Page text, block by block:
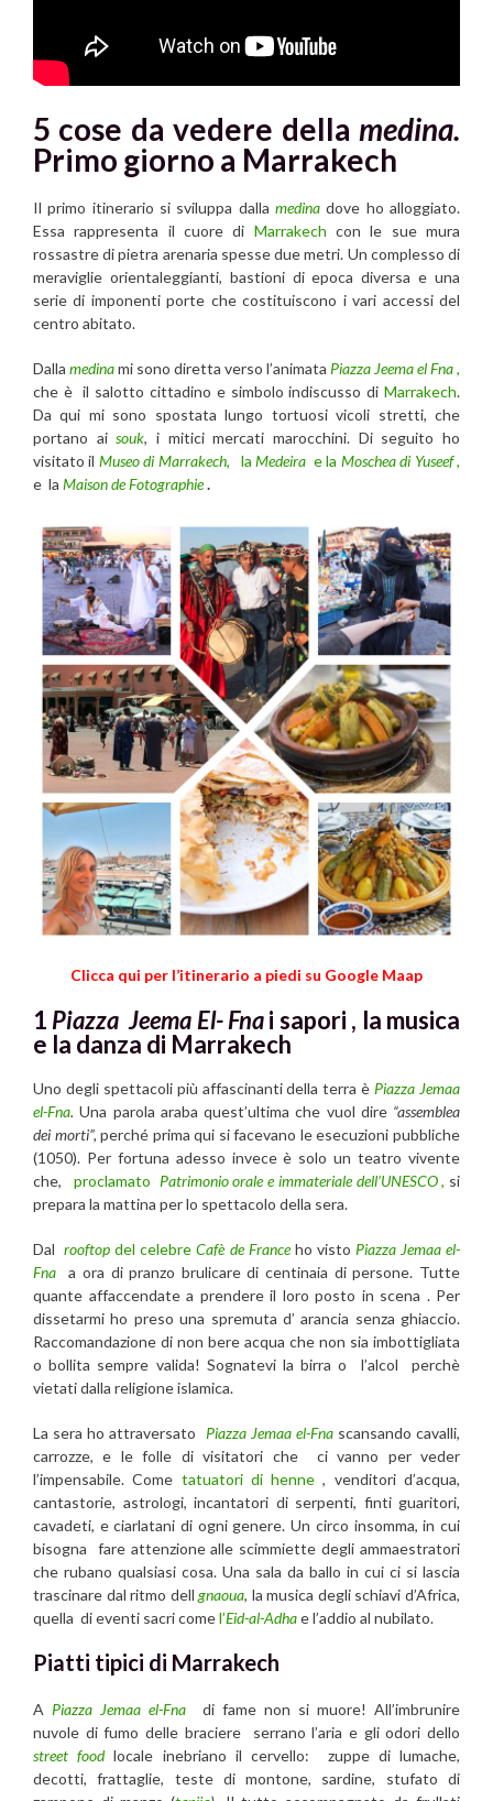
5 cose da vedere della medina.
Primo giorno a Marrakech
Il primo itinerario si sviluppa dalla medina dove ho alloggiato.
Essa rappresenta il cuore di Marrakech con le sue mura
rossastre di pietra arenaria spesse due metri. Un complesso di
meraviglie orientaleggianti, bastioni di epoca diversa e una
serie di imponenti porte che costituiscono i vari accessi del
centro abitato.
Dalla medinami sono diretta verso l’animata Piazza Jeema el Fna,
che è il salotto cittadino e simbolo indiscusso di Marrakech.
Da qui mi sono spostata lungo tortuosi vicoli stretti, che
portano aisouk, i mitici mercati marocchini. Di seguito ho
visitato il Museo di Marrakech, laMedeirae la Moschea di Yuseef,
e la Maison de Fotographie.
Clicca qui per l’itinerario a piedi su Google Maap
1 Piazza Jeema El- Fnai sapori , la musica
e la danza di Marrakech
Uno degli spettacoli più affascinanti della terra è Piazza Jemaa
el-Fna.Una parola araba quest’ultima che vuol dire “assemblea
dei morti”,perché prima qui si facevano le esecuzioni pubbliche
(1050). Per fortuna adesso invece è solo un teatro vivente
che,
proclamato Patrimonio orale e immateriale dell’UNESCO, si
prepara la mattina per lo spettacolo della sera.
Dal rooftop del celebreCafè de Franceho visto Piazza Jemaa el-
Fna
a ora di pranzo brulicare di centinaia di persone. Tutte
quante affaccendate a prendere il loro posto in scena . Per
dissetarmi ho preso una spremuta d’ arancia senza ghiaccio.
Raccomandazione di non bere acqua che non sia imbottigliata
o bollita sempre valida! Sognatevi la birra o l’alcol perchè
vietati dalla religione islamica.
La sera ho attraversato Piazza Jemaa el-Fnascansando cavalli,
carrozze, e le folle di visitatori che ci vanno per veder
l’impensabile. Come tatuatori di henne , venditori d’acqua,
cantastorie, astrologi, incantatori di serpenti, finti guaritori,
cavadeti, e ciarlatani di ogni genere. Un circo insomma, in cui
bisogna fare attenzione alle scimmiette degli ammaestratori
che rubano qualsiasi cosa. Una sala da ballo in cui ci si lascia
trascinare dal ritmo dellgnaoua, la musica degli schiavi d’Africa,
quella di eventi sacri comel’Eid-al-Adhae l’addio al nubilato.
Piatti tipici di Marrakech
A Piazza Jemaa el-Fna
di fame non si muore! All’imbrunire
nuvole di fumo delle braciere serrano l’aria e gli odori dello
street food locale inebriano il cervello: zuppe di lumache,
decotti, frattaglie, teste di montone, sardine, stufato di